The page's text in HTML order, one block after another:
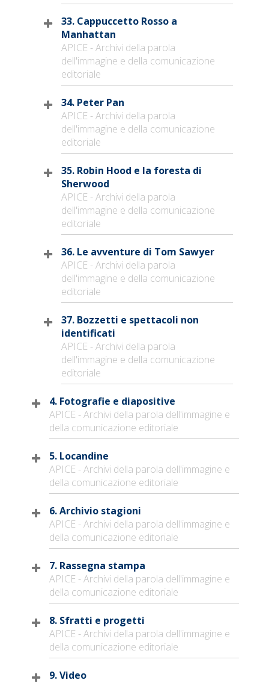
33. Cappuccetto Rosso a
Manhattan
APICE - Archivi della parola
dell'immagine e della comunicazione
editoriale
34. Peter Pan
APICE - Archivi della parola
dell'immagine e della comunicazione
editoriale
35. Robin Hood e la foresta di
Sherwood
APICE - Archivi della parola
dell'immagine e della comunicazione
editoriale
36. Le avventure di Tom Sawyer
APICE - Archivi della parola
dell'immagine e della comunicazione
editoriale
37. Bozzetti e spettacoli non
identificati
APICE - Archivi della parola
dell'immagine e della comunicazione
editoriale
4. Fotografie e diapositive
APICE - Archivi della parola dell'immagine e
della comunicazione editoriale
5. Locandine
APICE - Archivi della parola dell'immagine e
della comunicazione editoriale
6. Archivio stagioni
APICE - Archivi della parola dell'immagine e
della comunicazione editoriale
7. Rassegna stampa
APICE - Archivi della parola dell'immagine e
della comunicazione editoriale
8. Sfratti e progetti
APICE - Archivi della parola dell'immagine e
della comunicazione editoriale
9. Video